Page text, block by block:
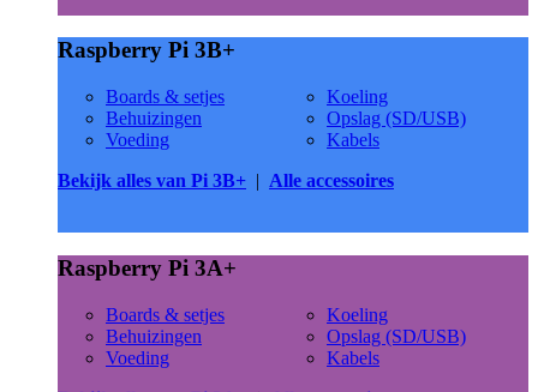
Raspberry Pi 3B+
Boards & setjes
Behuizingen
Voeding
Koeling
Opslag (SD/USB)
Kabels
Bekijk alles van Pi 3B+ | Alle accessoires
Raspberry Pi 3A+
Boards & setjes
Behuizingen
Voeding
Koeling
Opslag (SD/USB)
Kabels